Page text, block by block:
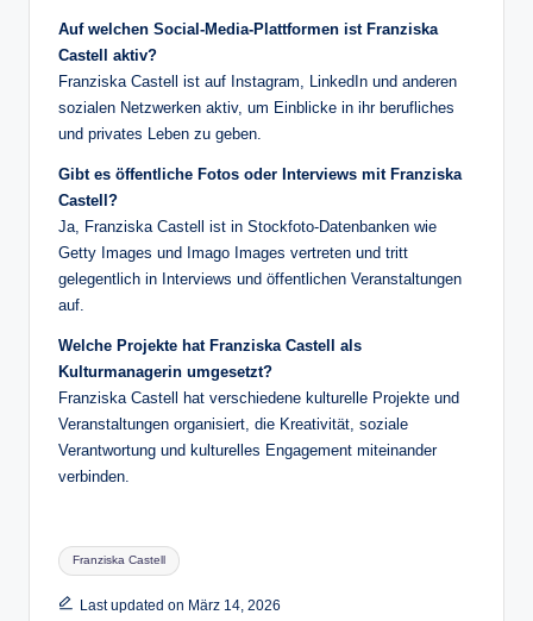
Auf welchen Social-Media-Plattformen ist Franziska
Castell aktiv?
Franziska Castell ist auf Instagram, LinkedIn und anderen
sozialen Netzwerken aktiv, um Einblicke in ihr berufliches
und privates Leben zu geben.
Gibt es öffentliche Fotos oder Interviews mit Franziska
Castell?
Ja, Franziska Castell ist in Stockfoto-Datenbanken wie
Getty Images und Imago Images vertreten und tritt
gelegentlich in Interviews und öffentlichen Veranstaltungen
auf.
Welche Projekte hat Franziska Castell als
Kulturmanagerin umgesetzt?
Franziska Castell hat verschiedene kulturelle Projekte und
Veranstaltungen organisiert, die Kreativität, soziale
Verantwortung und kulturelles Engagement miteinander
verbinden.
Tags:
Franziska Castell
Last updated on März 14, 2026